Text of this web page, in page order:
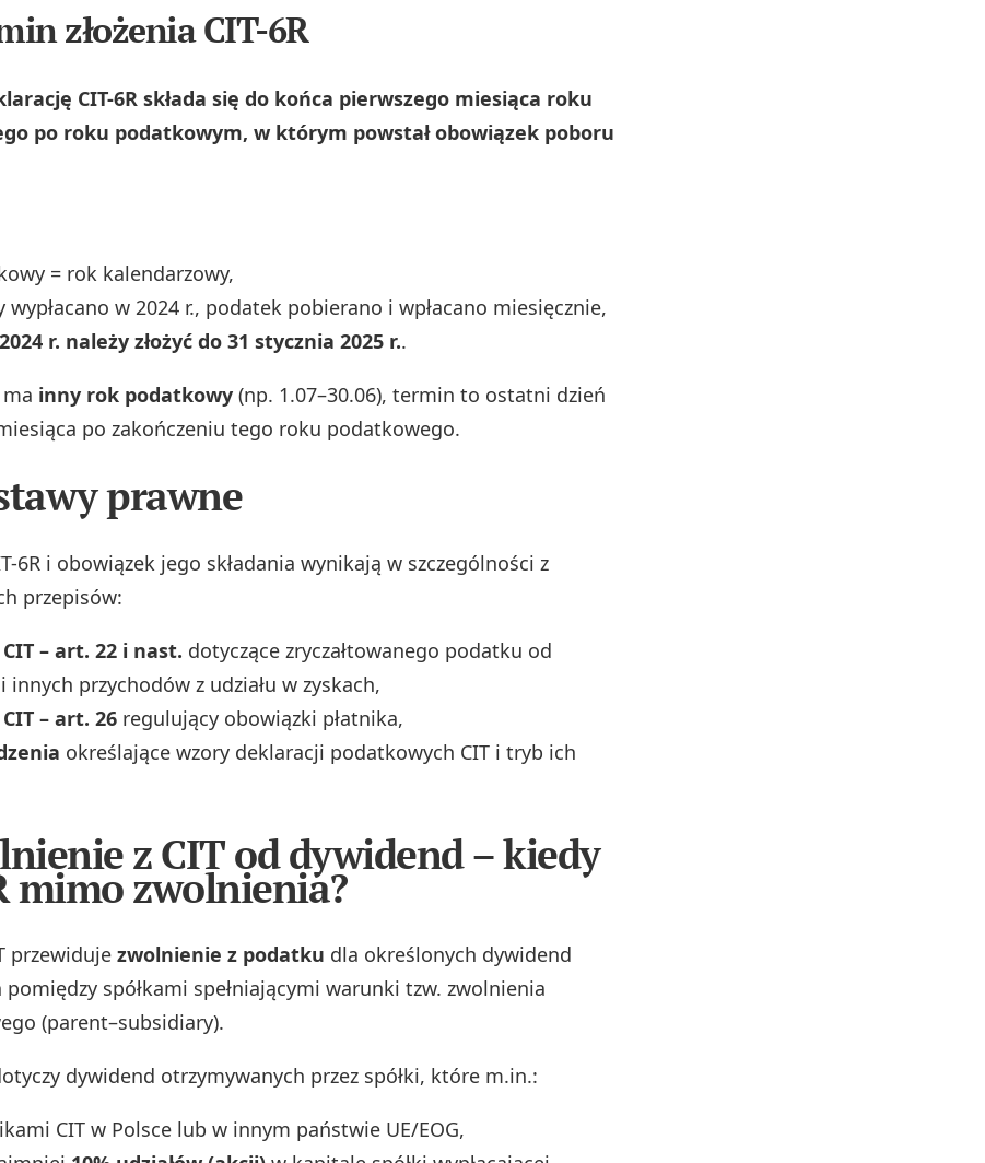
złożenia CIT-6R
CIT-6R składa się do końca pierwszego miesiąca roku
po roku podatkowym, w którym powstał obowiązek poboru
= rok kalendarzowy,
wypłacano w 2024 r., podatek pobierano i wpłacano miesięcznie,
r. należy złożyć do 31 stycznia 2025 r..
ma inny rok podatkowy (np. 1.07–30.06), termin to ostatni dzień
po zakończeniu tego roku podatkowego.
prawne
6R i obowiązek jego składania wynikają w szczególności z
przepisów:
– art. 22 i nast. dotyczące zryczałtowanego podatku od
innych przychodów z udziału w zyskach,
– art. 26 regulujący obowiązki płatnika,
określające wzory deklaracji podatkowych CIT i tryb ich
z CIT od dywidend – kiedy
mimo zwolnienia?
przewiduje zwolnienie z podatku dla określonych dywidend
pomiędzy spółkami spełniającymi warunki tzw. zwolnienia
(parent–subsidiary).
dywidend otrzymywanych przez spółki, które m.in.:
CIT w Polsce lub w innym państwie UE/EOG,